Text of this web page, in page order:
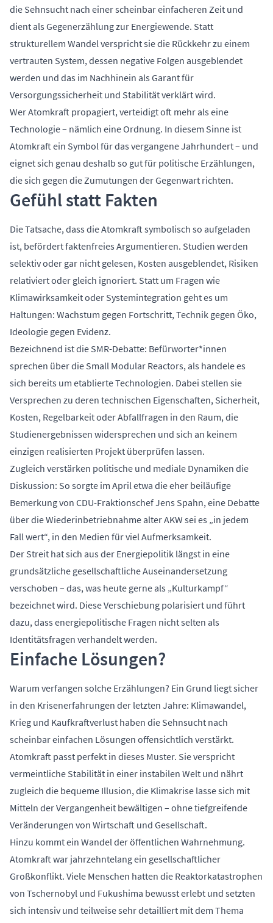
die Sehnsucht nach einer scheinbar einfacheren Zeit und
dient als Gegenerzählung zur Energiewende. Statt
strukturellem Wandel verspricht sie die Rückkehr zu einem
vertrauten System, dessen negative Folgen ausgeblendet
werden und das im Nachhinein als Garant für
Versorgungssicherheit und Stabilität verklärt wird.
Wer Atomkraft propagiert, verteidigt oft mehr als eine
Technologie – nämlich eine Ordnung. In diesem Sinne ist
Atomkraft ein Symbol für das vergangene Jahrhundert – und
eignet sich genau deshalb so gut für politische Erzählungen,
die sich gegen die Zumutungen der Gegenwart richten.
Gefühl statt Fakten
Die Tatsache, dass die Atomkraft symbolisch so aufgeladen
ist, befördert faktenfreies Argumentieren. Studien werden
selektiv oder gar nicht gelesen, Kosten ausgeblendet, Risiken
relativiert oder gleich ignoriert. Statt um Fragen wie
Klimawirksamkeit oder Systemintegration geht es um
Haltungen: Wachstum gegen Fortschritt, Technik gegen Öko,
Ideologie gegen Evidenz.
Bezeichnend ist die SMR-Debatte: Befürworter*innen
sprechen über die Small Modular Reactors, als handele es
sich bereits um etablierte Technologien. Dabei stellen sie
Versprechen zu deren technischen Eigenschaften, Sicherheit,
Kosten, Regelbarkeit oder Abfallfragen in den Raum, die
Studienergebnissen widersprechen und sich an keinem
einzigen realisierten Projekt überprüfen lassen.
Zugleich verstärken politische und mediale Dynamiken die
Diskussion: So sorgte im April etwa die eher beiläufige
Bemerkung von CDU-Fraktionschef Jens Spahn, eine Debatte
über die Wiederinbetriebnahme alter AKW sei es „in jedem
Fall wert“, in den Medien für viel Aufmerksamkeit.
Der Streit hat sich aus der Energiepolitik längst in eine
grundsätzliche gesellschaftliche Auseinandersetzung
verschoben – das, was heute gerne als „Kulturkampf“
bezeichnet wird. Diese Verschiebung polarisiert und führt
dazu, dass energiepolitische Fragen nicht selten als
Identitätsfragen verhandelt werden.
Einfache Lösungen?
Warum verfangen solche Erzählungen? Ein Grund liegt sicher
in den Krisenerfahrungen der letzten Jahre: Klimawandel,
Krieg und Kaufkraftverlust haben die Sehnsucht nach
scheinbar einfachen Lösungen offensichtlich verstärkt.
Atomkraft passt perfekt in dieses Muster. Sie verspricht
vermeintliche Stabilität in einer instabilen Welt und nährt
zugleich die bequeme Illusion, die Klimakrise lasse sich mit
Mitteln der Vergangenheit bewältigen – ohne tiefgreifende
Veränderungen von Wirtschaft und Gesellschaft.
Hinzu kommt ein Wandel der öffentlichen Wahrnehmung.
Atomkraft war jahrzehntelang ein gesellschaftlicher
Großkonflikt. Viele Menschen hatten die Reaktorkatastrophen
von Tschernobyl und Fukushima bewusst erlebt und setzten
sich intensiv und teilweise sehr detailliert mit dem Thema